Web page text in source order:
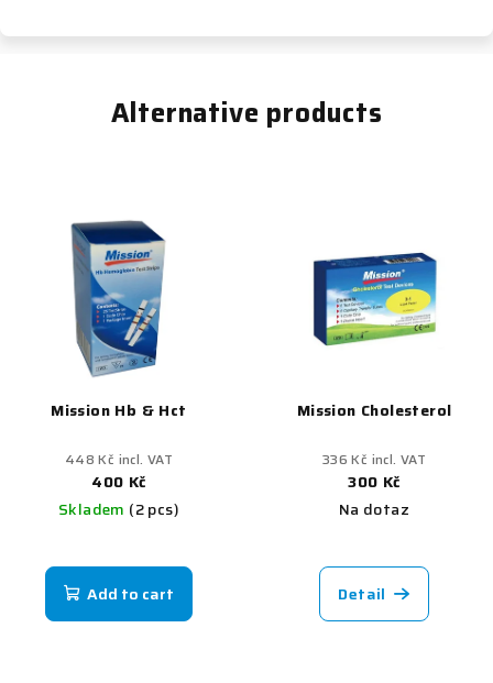
Alternative products
Mission Hb & Hct
448 Kč incl. VAT
400 Kč
Skladem (2 pcs)
Add to cart
Mission Cholesterol
336 Kč incl. VAT
300 Kč
Na dotaz
average
product
Detail